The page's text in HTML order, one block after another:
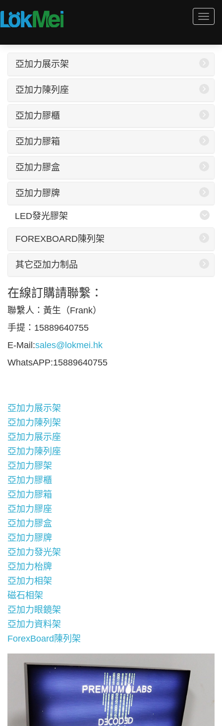
亞加力展示架
亞加力陳列座
亞加力膠櫃
亞加力膠箱
亞加力膠盒
亞加力膠牌
LED發光膠架
FOREXBOARD陳列架
其它亞加力制品
在線訂購請聯繫：
聯繫人：黃生（Frank）
手提：15889640755
E-Mail:sales@lokmei.hk
WhatsAPP:15889640755
亞加力展示架
亞加力陳列架
亞加力展示座
亞加力陳列座
亞加力膠架
亞加力膠櫃
亞加力膠箱
亞加力膠座
亞加力膠盒
亞加力膠牌
亞加力發光架
亞加力枱牌
亞加力相架
磁石相架
亞加力眼鏡架
亞加力資料架
ForexBoard陳列架